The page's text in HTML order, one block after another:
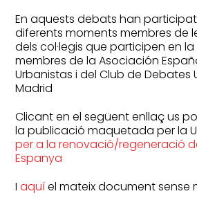
En aquests debats han
diferents moments membres de
dels col·legis que participen en
membres de la Asociación
Urbanistas i del Club de Debates
Madrid
Clicant en el següent enllaç us
la publicació maquetada per la
per a la renovació/regeneració
Espanya
Iaquíel mateix document sense